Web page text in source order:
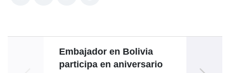
Embajador en Bolivia
participa en aniversario